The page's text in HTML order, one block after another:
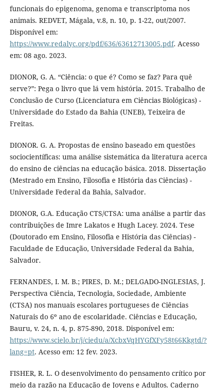
funcionais do epigenoma, genoma e transcriptoma nos
animais. REDVET, Mágala, v.8, n. 10, p. 1-22, out/2007.
Disponível em:
https://www.redalyc.org/pdf/636/63612713005.pdf. Acesso
em: 08 ago. 2023.
DIONOR, G. A. “Ciência: o que é? Como se faz? Para quê
serve?”: Pega o livro que lá vem história. 2015. Trabalho de
Conclusão de Curso (Licenciatura em Ciências Biológicas) -
Universidade do Estado da Bahia (UNEB), Teixeira de
Freitas.
DIONOR. G. A. Propostas de ensino baseado em questões
sociocientíficas: uma análise sistemática da literatura acerca
do ensino de ciências na educação básica. 2018. Dissertação
(Mestrado em Ensino, Filosofia e História das Ciências) -
Universidade Federal da Bahia, Salvador.
DIONOR, G.A. Educação CTS/CTSA: uma análise a partir das
contribuições de Imre Lakatos e Hugh Lacey. 2024. Tese
(Doutorado em Ensino, Filosofia e História das Ciências) -
Faculdade de Educação, Universidade Federal da Bahia,
Salvador.
FERNANDES, I. M. B.; PIRES, D. M.; DELGADO-INGLESIAS, J.
Perspectiva Ciência, Tecnologia, Sociedade, Ambiente
(CTSA) nos manuais escolares portugueses de Ciências
Naturais do 6º ano de escolaridade. Ciências e Educação,
Bauru, v. 24, n. 4, p. 875-890, 2018. Disponível em:
https://www.scielo.br/j/ciedu/a/XcbxVqHYGfXFy58t66Kkgtd/?
lang=pt. Acesso em: 12 fev. 2023.
FISHER, R. L. O desenvolvimento do pensamento crítico por
meio da razão na Educação de Jovens e Adultos. Caderno